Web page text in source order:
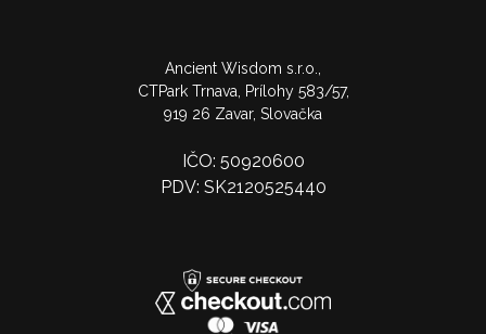
Ancient Wisdom s.r.o.,
CTPark Trnava, Prílohy 583/57,
919 26 Zavar, Slovačka
IČO: 50920600
PDV: SK2120525440